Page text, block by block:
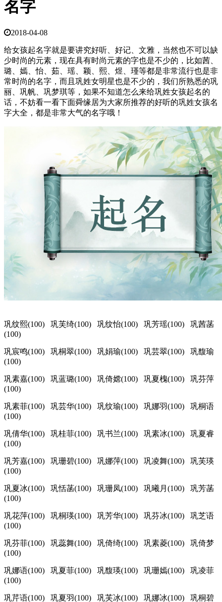
名字
2018-04-08
给女孩起名字就是要讲究好听、好记、文雅，当然也不可以缺
少时尚的元素，现在具有时尚元素的字也是不少的，比如茜、
璐、嫣、怡、茹、瑶、颖、熙、煜、瑾等都是非常流行也是非
常时尚的名字，而且巩姓女明星也是不少的，我们所熟悉的巩
丽、巩帆、巩梦琪等，如果不知道怎么来给巩姓女孩起名的
话，不妨看一看下面舜缘居为大家所推荐的好听的巩姓女孩名
字大全，都是非常大气的名字哦！
巩纹熙(100) 巩芙绮(100) 巩纹怡(100) 巩芳瑶(100) 巩茜菡
(100)
巩宸鸣(100) 巩桐翠(100) 巩娟瑜(100) 巩芸翠(100) 巩馥瑜
(100)
巩素嘉(100) 巩蓝璐(100) 巩倚嫦(100) 巩夏槐(100) 巩芬萍
(100)
巩素菲(100) 巩芸华(100) 巩纹瑜(100) 巩娜羽(100) 巩桐语
(100)
巩倩华(100) 巩桂菲(100) 巩书兰(100) 巩素冰(100) 巩夏睿
(100)
巩芳嘉(100) 巩珊碧(100) 巩娜萍(100) 巩凌舞(100) 巩芙瑛
(100)
巩夏冰(100) 巩恬菡(100) 巩珊凤(100) 巩曦月(100) 巩芳菡
(100)
巩花萍(100) 巩桐瑛(100) 巩芳华(100) 巩芬冰(100) 巩芝语
(100)
巩芬菲(100) 巩蕊舞(100) 巩倚绮(100) 巩素菱(100) 巩倚梦
(100)
巩娜语(100) 巩夏菲(100) 巩馥瑛(100) 巩珊嫣(100) 巩凌菲
(100)
巩芹语(100) 巩夏羽(100) 巩芙冰(100) 巩娜冰(100) 巩桐碧